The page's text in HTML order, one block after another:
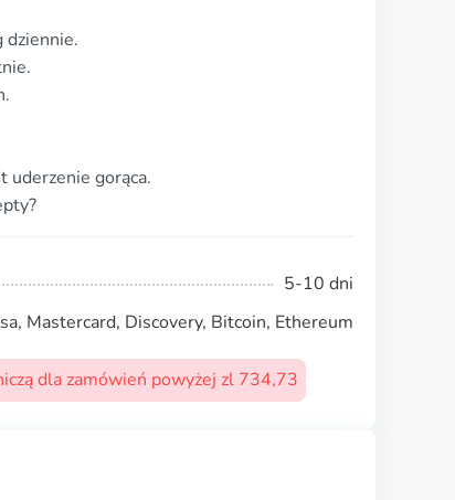
dziennie.
uderzenie gorąca.
5-10 dni
Mastercard, Discovery, Bitcoin, Ethereum
dla zamówień powyżej zl 734,73